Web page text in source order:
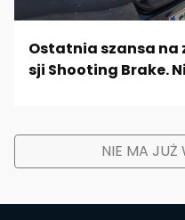
Ostatnia szansa na
sji Shooting Brake.
NIE MA JUŻ